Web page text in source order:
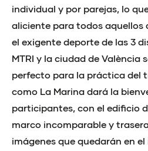
individual y por parejas, lo
aliciente para todos aquellos
el exigente deporte de las 3
MTRI y la ciudad de València
perfecto para la práctica del
como La Marina dará la
participantes, con el edificio
marco incomparable y
imágenes que quedarán en